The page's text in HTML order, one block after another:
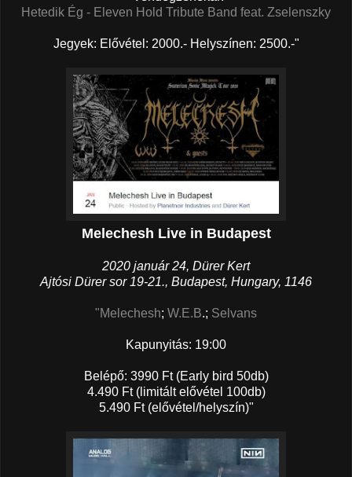
Hetedik Ég - Eleven Hold Tribute Band feat. Zselenszky
Jegyek: Elővétel: 2000.- Helyszínen: 2500.-"
Melechesh Live in Budapest
2020 január 24, Dürer Kert
Ajtósi Dürer sor 19-21., Budapest, Hungary, 1146
"Melechesh; W.E.B.; Selvans
Kapunyitás: 19:00
Belépő: 3990 Ft (Early bird 50db)
4.490 Ft (limitált elővétel 100db)
5.490 Ft (elővétel/helyszín)"